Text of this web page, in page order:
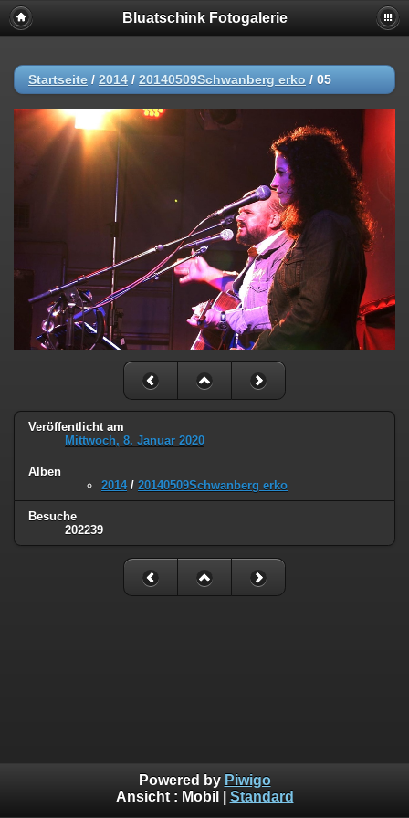
Bluatschink Fotogalerie
Startseite / 2014 / 20140509Schwanberg erko / 05
Veröffentlicht am
Mittwoch, 8. Januar 2020
Alben
2014/ 20140509Schwanberg erko
Besuche
202239
Powered by Piwigo
Ansicht : Mobil Standard